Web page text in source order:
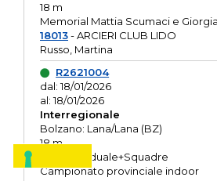
18 m
Memorial Mattia Scumaci e
18013- ARCIERI CLUB LIDO
Russo, Martina
R2621004
dal: 18/01/2026
al: 18/01/2026
Interregionale
Bolzano: Lana/Lana (BZ)
18 m
O.R. Individuale+Squadre
Campionato provinciale indoor